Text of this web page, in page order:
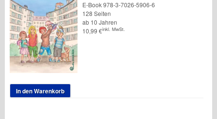
E-Book 978-3-7026-5906-6
128 Seiten
ab 10 Jahren
10,99 €inkl. MwSt.
In den Warenkorb